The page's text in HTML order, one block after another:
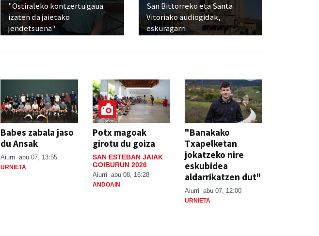
"Ostiraleko kontzertu gaua
izaten da jaietako
jendetsuena"
San Bittorreko eta Santa
Vitoriako audiogidak,
eskuragarri
Babes zabala jaso
du Ansak
Aiurri abu 07, 13:55
URNIETA
Potx magoak
girotu du goiza
SAN ESTEBAN JAIAK
GOIBURUN 2026
Aiurri abu 08, 16:28
ANDOAIN
"Banakako
Txapelketan
jokatzeko nire
eskubidea
aldarrikatzen dut"
Aiurri abu 07, 12:00
URNIETA